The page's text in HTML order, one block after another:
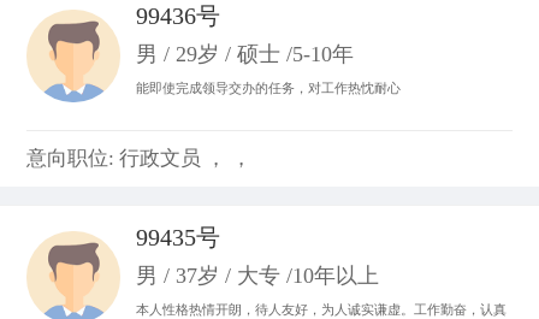
99436号
男 / 29岁 / 硕士 /5-10年
能即使完成领导交办的任务，对工作热忱耐心
意向职位: 行政文员 ， ，
99435号
男 / 37岁 / 大专 /10年以上
本人性格热情开朗，待人友好，为人诚实谦虚。工作勤奋，认真